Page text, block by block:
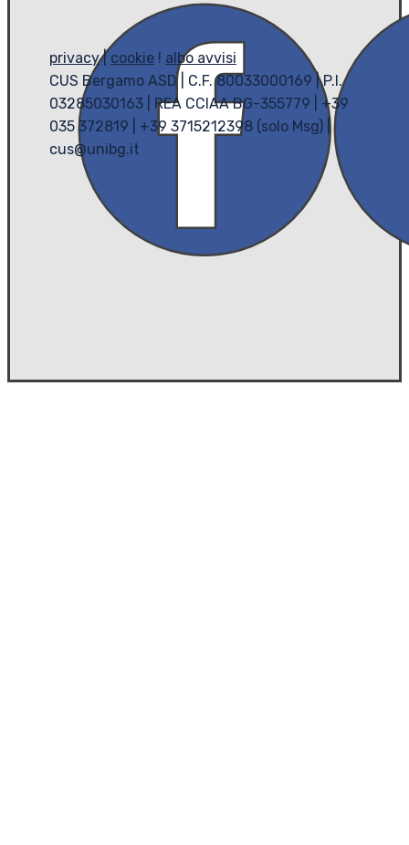
privacy|cookie ! albo avvisi
CUS Bergamo ASD | C.F. 80033000169 | P.I.
03285030163 | REA CCIAA BG-355779 | +39
035 372819 | +39 3715212398 (solo Msg) |
cus@unibg.it